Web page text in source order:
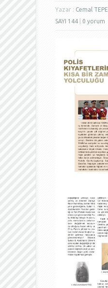
Yazar : Cemal TEPE
SAYI 144
0 yorum